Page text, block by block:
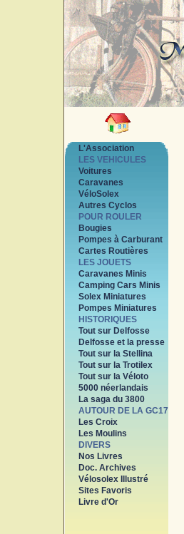
L'Association
LES VEHICULES
Voitures
Caravanes
VéloSolex
Autres Cyclos
POUR ROULER
Bougies
Pompes à Carburant
Cartes Routières
LES JOUETS
Caravanes Minis
Camping Cars Minis
Solex Miniatures
Pompes Miniatures
HISTORIQUES
Tout sur Delfosse
Delfosse et la presse
Tout sur la Stellina
Tout sur la Trotilex
Tout sur la Véloto
5000 néerlandais
La saga du 3800
AUTOUR DE LA GC17
Les Croix
Les Moulins
DIVERS
Nos Livres
Doc. Archives
Vélosolex Illustré
Sites Favoris
Livre d'Or